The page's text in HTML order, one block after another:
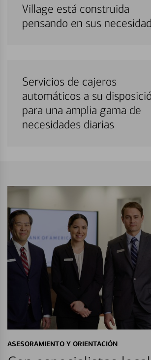
Village está construida
pensando en sus
Servicios de cajeros
automáticos a su
para una amplia gama de
necesidades diarias
ASESORAMIENTO Y ORIENTACIÓN